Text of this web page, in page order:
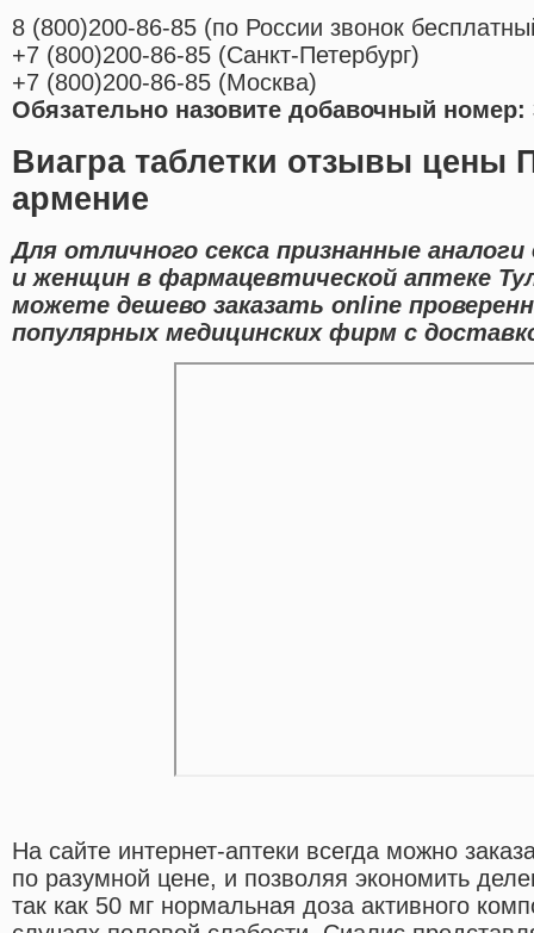
8 (800)200-86-85 (по России звонок
+7 (800)200-86-85 (Санкт-Петербург)
+7 (800)200-86-85 (Москва)
Обязательно назовите добавочный номер:
Виагра таблетки отзывы цены
армение
Для отличного секса признанные
и женщин в фармацевтической аптеке
можете дешево заказать online
популярных медицинских фирм с
На сайте интернет-аптеки всегда можно
по разумной цене, и позволяя экономить
так как 50 мг нормальная доза активного